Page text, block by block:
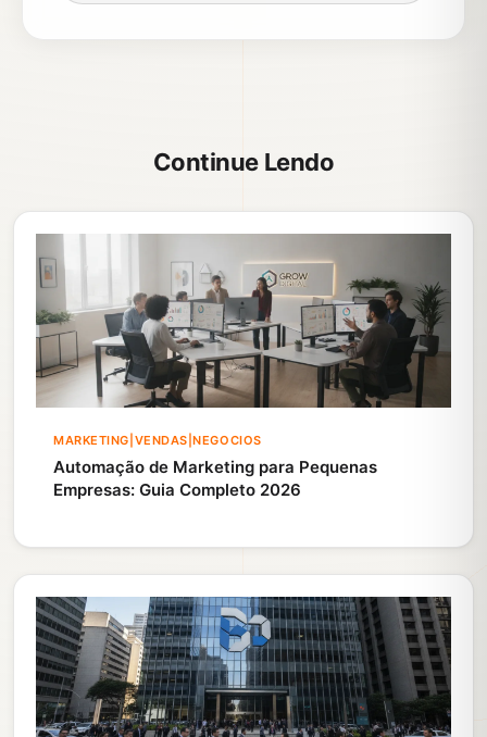
Continue Lendo
MARKETING|VENDAS|NEGOCIOS
Automação de Marketing para Pequenas
Empresas: Guia Completo 2026